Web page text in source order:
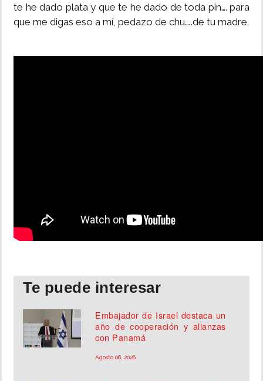
te he dado plata y que te he dado de toda pin…. para
que me digas eso a mí, pedazo de chu…..de tu madre.
Te puede interesar
Embajador de Israel destaca un
año de cooperación y alianzas
con Panamá
Agosto 06, 2026